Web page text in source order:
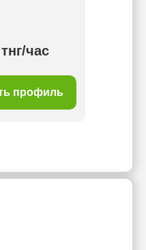
час
профиль